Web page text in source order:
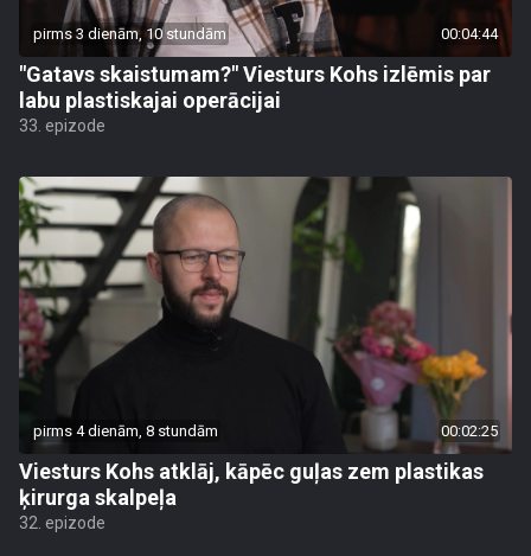
pirms 3 dienām, 10 stundām 00:04:44
"Gatavs skaistumam?" Viesturs Kohs izlēmis par
labu plastiskajai operācijai
33. epizode
pirms 4 dienām, 8 stundām 00:02:25
Viesturs Kohs atklāj, kāpēc guļas zem plastikas
ķirurga skalpeļa
32. epizode